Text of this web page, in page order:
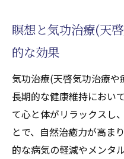
瞑想と気功治療(天
的な効果
気功治療(天啓気功治療や
長期的な健康維持におい
て心と体がリラックスし
とで、自然治癒力が高ま
的な病気の軽減やメンタ